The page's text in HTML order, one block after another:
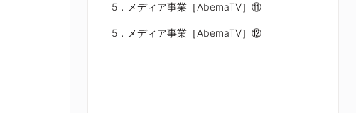
5．メディア事業［AbemaTV］⑪
5．メディア事業［AbemaTV］⑫